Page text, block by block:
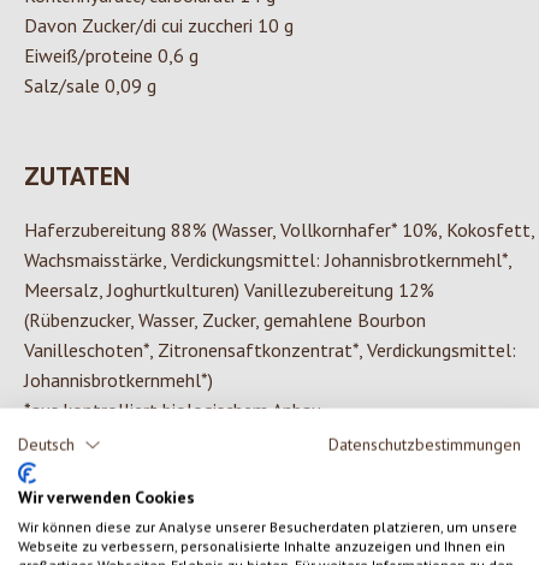
Deutsch Datenschutzbestimmungen
Wir verwenden Cookies
Wir können diese zur Analyse unserer Besucherdaten platzieren, um unsere
Webseite zu verbessern, personalisierte Inhalte anzuzeigen und Ihnen ein
Davon Zucker/di cui zuccheri 10 g
Eiweiß/proteine 0,6 g
Salz/sale 0,09 g
ZUTATEN
Haferzubereitung 88% (Wasser, Vollkornhafer* 10%, Kokosfett,
Wachsmaisstärke, Verdickungsmittel: Johannisbrotkernmehl*,
Meersalz, Joghurtkulturen) Vanillezubereitung 12%
(Rübenzucker, Wasser, Zucker, gemahlene Bourbon
Vanilleschoten*, Zitronensaftkonzentrat*, Verdickungsmittel:
Johannisbrotkernmehl*)
*aus kontrolliert biologischem Anbau
0 von 0 Bewertungen